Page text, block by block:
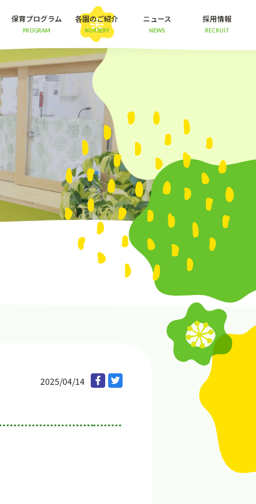
保育プログラム
PROGRAM
各園のご紹介
NURSERY
ニュース
NEWS
採用情報
RECRUIT
2025/04/14